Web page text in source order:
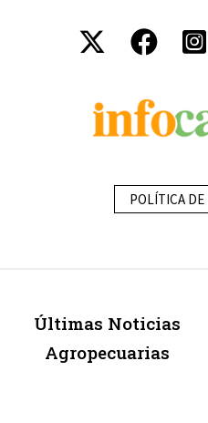
POLÍTICA DE
Últimas Noticias
Agropecuarias